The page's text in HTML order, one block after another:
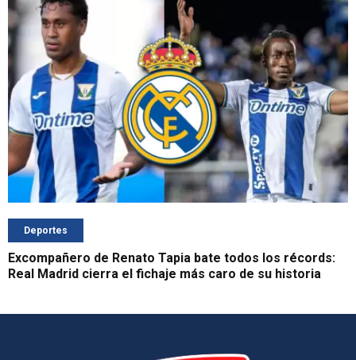
Deportes
Excompañero de Renato Tapia bate todos los récords:
Real Madrid cierra el fichaje más caro de su historia